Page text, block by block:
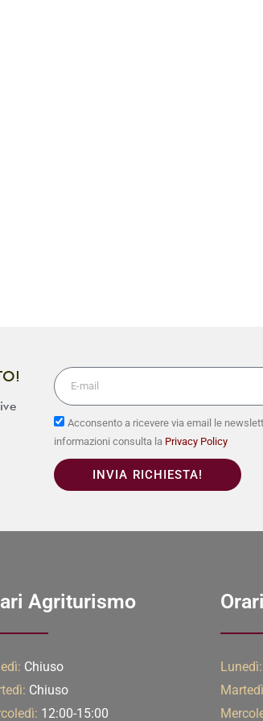
Acconsento a ricevere via email le
informazioni consulta la Privacy Policy
INVIA RICHIESTA!
Agriturismo
Chiuso
Chiuso
12:00-15:00
Lunedì: